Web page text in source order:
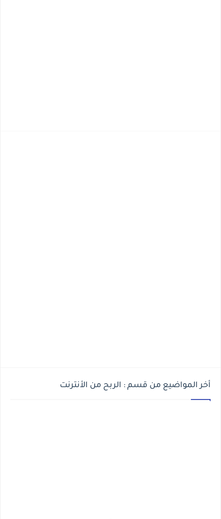
أخر المواضيع من قسم : الربح من الأنترنت